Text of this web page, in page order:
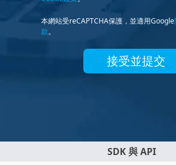
本網站受reCAPTCHA保護，並適用Google
款。
接受並提交
SDK 與 API